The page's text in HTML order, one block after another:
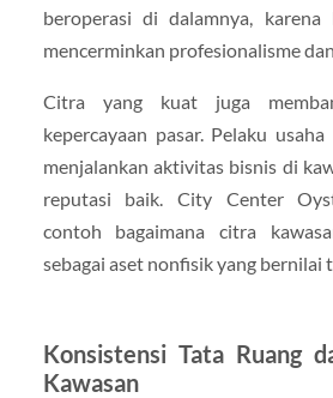
beroperasi di dalamnya,
mencerminkan profesionalisme
Citra yang kuat juga
kepercayaan pasar. Pelaku
menjalankan aktivitas bisnis di
reputasi baik. City Center
contoh bagaimana citra
sebagai aset nonfisik yang bernilai
Konsistensi Tata Ruang
Kawasan